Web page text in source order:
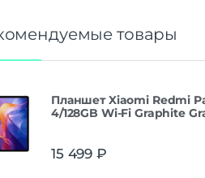
товары
Планшет Xiaomi Redmi
4/128GB Wi-Fi Graphite
15 499 ₽